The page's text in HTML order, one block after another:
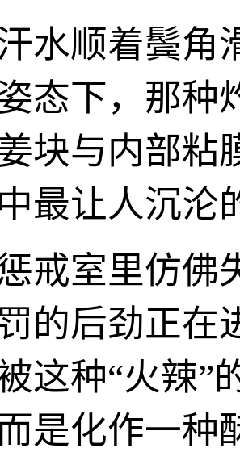
水顺着鬓角
态下，那种
块与内部粘
最让人沉沦
戒室里仿佛
的后劲正在
这种“火辣”
是化作一种